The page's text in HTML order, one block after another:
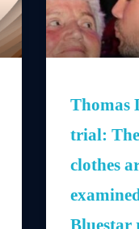
Thomas
trial:
clothes